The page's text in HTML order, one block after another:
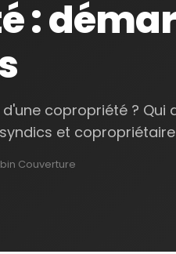
:
copropriété ? Qui
et
Couverture